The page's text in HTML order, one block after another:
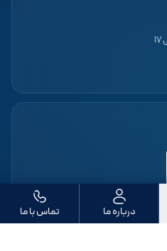
درباره ما تماس با ما